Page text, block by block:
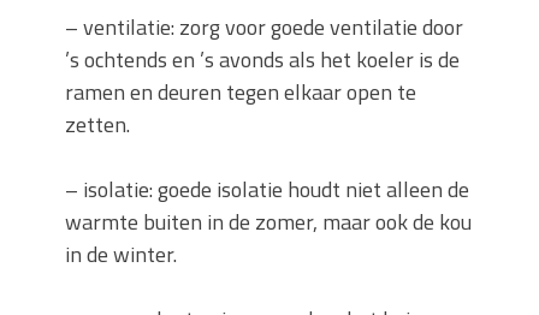
– ventilatie: zorg voor goede ventilatie door
’s ochtends en ’s avonds als het koeler is de
ramen en deuren tegen elkaar open te
zetten.
– isolatie: goede isolatie houdt niet alleen de
warmte buiten in de zomer, maar ook de kou
in de winter.